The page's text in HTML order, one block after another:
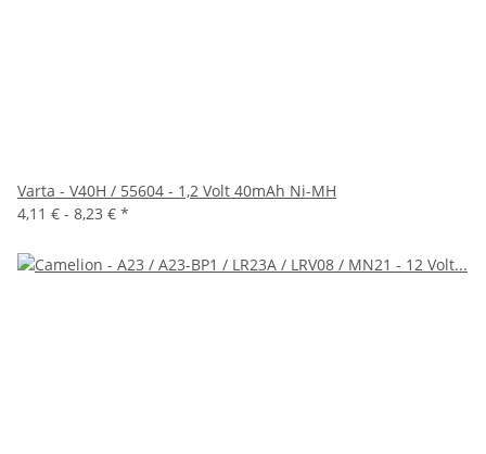
Varta - V40H / 55604 - 1,2 Volt 40mAh Ni-MH
4,11 € - 8,23 € *